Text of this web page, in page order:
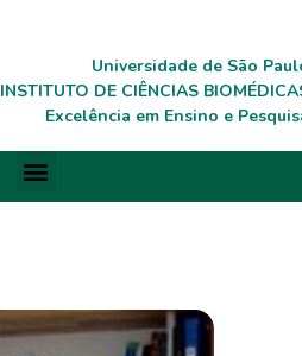
Universidade de São
INSTITUTO DE CIÊNCIAS
Excelência em Ensino e